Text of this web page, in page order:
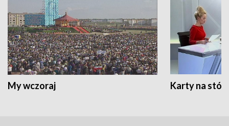
My wczoraj Karty na